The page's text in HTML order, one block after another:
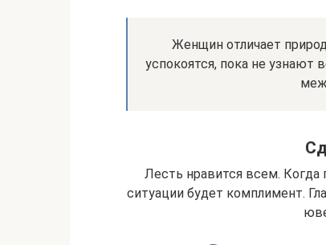
Женщин отличает
успокоятся, пока не
Лесть нравится всем. Когда
ситуации будет комплимент.